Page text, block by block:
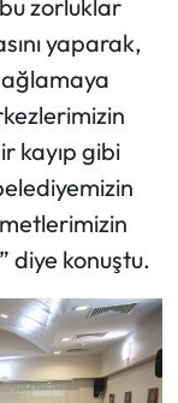
zorluklar
yaparak,
kayıp gibi
diye konuştu.